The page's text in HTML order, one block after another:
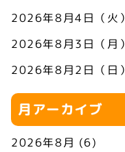
2026年8月4日（火）
2026年8月3日（月）
2026年8月2日（日）
月アーカイブ
2026年8月 (6)